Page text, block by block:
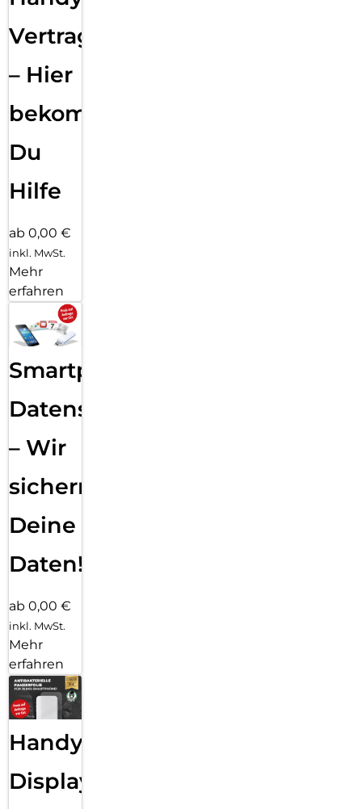
Vertragsabwicklung
– Hier
bekommst
Du
Hilfe
ab 0,00 €
inkl. MwSt.
Mehr
erfahren
Smartphone
Datensicherung
– Wir
sichern
Deine
Daten!
ab 0,00 €
inkl. MwSt.
Mehr
erfahren
Handy
Displayfolie